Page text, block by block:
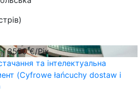
3550€/Рік
та інтелектуальна
(Cyfrowe łańcuchy dostaw i